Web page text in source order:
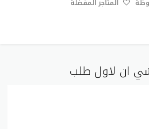
المتاجر المفضلة
ان لاول طلب